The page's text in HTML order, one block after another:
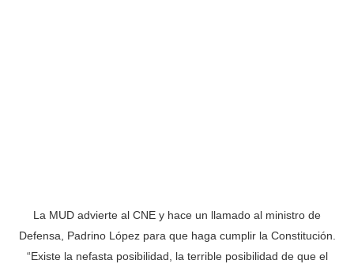
La MUD advierte al CNE y hace un llamado al ministro de
Defensa, Padrino López para que haga cumplir la Constitución.
“Existe la nefasta posibilidad, la terrible posibilidad de que el